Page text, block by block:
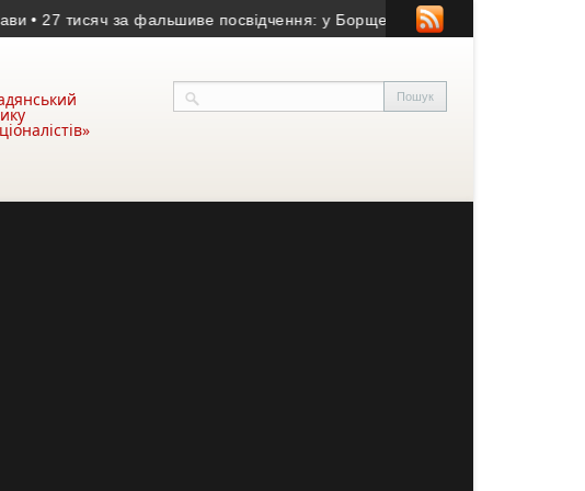
за фальшиве посвідчення: у Борщеві поліцейські викрили водія з